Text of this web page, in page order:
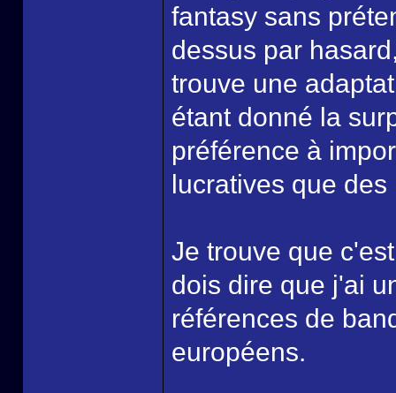
fantasy sans
dessus par
trouve une
étant donné la
préférence à
lucratives que
Je trouve que
dois dire que j'ai
références de
européens.